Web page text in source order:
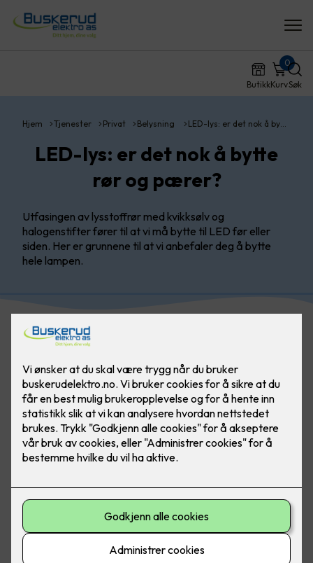
ButikkKurv
0
Søk
Hjem Tjenester Privat Belysning LED-lys: er det nok å by…
LED-lys: er det nok å bytte
rør og pærer?
Utfasingen av lysstoffrør med kvikksølv og
halogenstifter fører til at vi må bytte til LED før eller
siden. Her er grunnene til at vi anbefaler deg å bytte
hele lampen.
Er det virkelig en god idé?
Mange tenker nok at det er like greit å bare ta ut det gamle